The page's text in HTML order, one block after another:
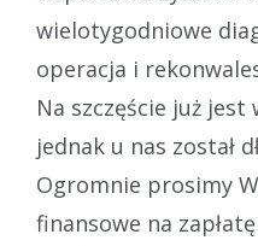
wielotygodniowe
operacja i
Na szczęście już
jednak u nas został
Ogromnie prosimy
finansowe na